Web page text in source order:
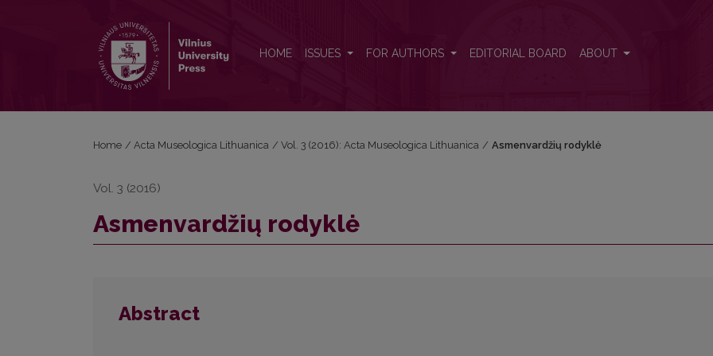
HOME ISSUES FOR AUTHORS EDITORIAL BOARD ABOUT
Home / Acta Museologica Lithuanica / Vol. 3 (2016): Acta Museologica Lithuanica / Asmenvardžių rodyklė
Vol. 3 (2016)
Asmenvardžių rodyklė
Abstract